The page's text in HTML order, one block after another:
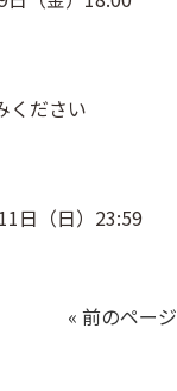
ください
日（日）23:59
« 前のページ